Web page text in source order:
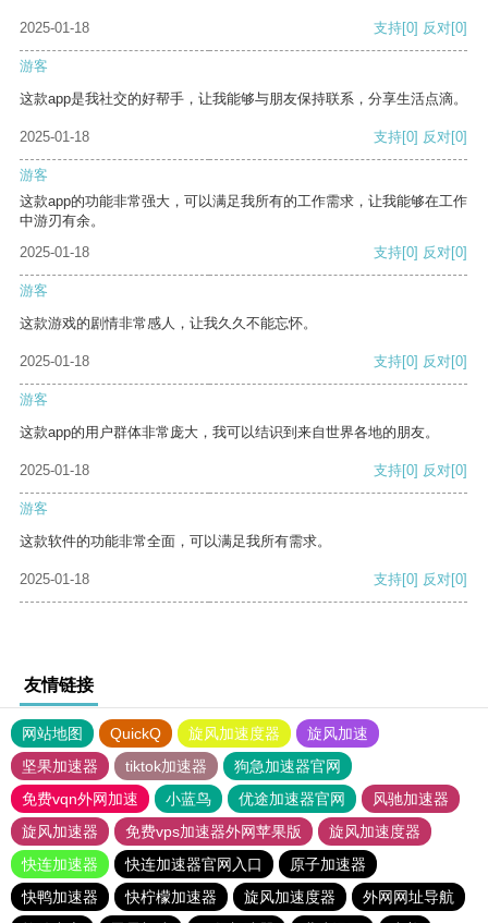
2025-01-18 支持[0] 反对[0]
游客
这款app是我社交的好帮手，让我能够与朋友保持联系，分享生活点滴。
2025-01-18 支持[0] 反对[0]
游客
这款app的功能非常强大，可以满足我所有的工作需求，让我能够在工作
中游刃有余。
2025-01-18
支持[0] 反对[0]
游客
这款游戏的剧情非常感人，让我久久不能忘怀。
2025-01-18 支持[0] 反对[0]
游客
这款app的用户群体非常庞大，我可以结识到来自世界各地的朋友。
2025-01-18 支持[0] 反对[0]
游客
这款软件的功能非常全面，可以满足我所有需求。
2025-01-18 支持[0] 反对[0]
友情链接
网站地图 QuickQ 旋风加速度器
旋风加速
坚果加速器
tiktok加速器
狗急加速器官网
免费vqn外网加速
小蓝鸟 优途加速器官网
风驰加速器
旋风加速器
免费vps加速器外网苹果版
旋风加速度器
快连加速器
快连加速器官网入口
原子加速器
快鸭加速器
快柠檬加速器 旋风加速度器
外网网址导航